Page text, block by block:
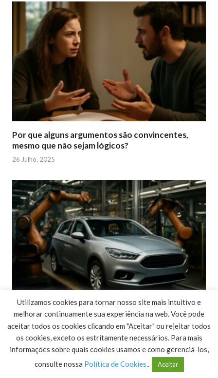
Por que alguns argumentos são convincentes,
mesmo que não sejam lógicos?
26 Julho, 2025
Revolução na Produção Automotiva: Algoritmos
Otimizam Linhas de Montagem da Ford
26 Julho, 2025
Utilizamos cookies para tornar nosso site mais intuitivo e
melhorar continuamente sua experiência na web. Você pode
aceitar todos os cookies clicando em "Aceitar" ou rejeitar todos
os cookies, exceto os estritamente necessários. Para mais
informações sobre quais cookies usamos e como gerenciá-los,
consulte nossa Política de Cookies.. Aceitar